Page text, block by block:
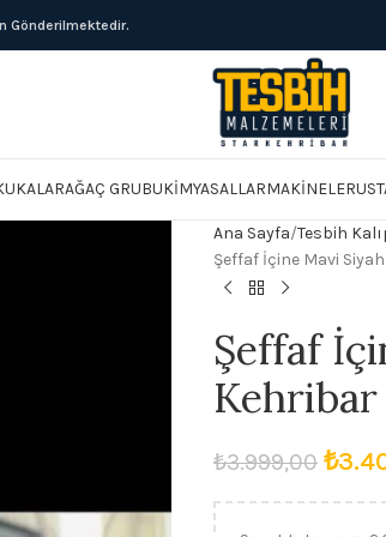
Gönderilmektedir.
AĞAÇ GRUBUKIMYASALLARMAKINELER
Ana Sayfa Tesbih
Şeffaf İçine Mavi
Şeffaf
Kehribar
₺3.999,00 ₺